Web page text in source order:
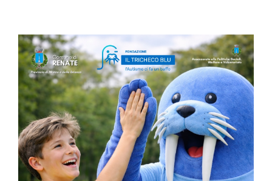
ABOUT US
PROJECTS
EVENTS AND PRESS REVIEW
CONTACT US
SUPPORT US